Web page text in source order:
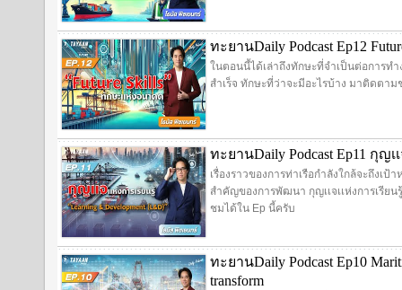
ทะยานDaily Podcast Ep12
ในตอนนี้ได้เล่าถึงทักษะที่จำเป็นต่อการท
สำเร็จ ทักษะที่ว่าจะมีอะไรบ้าง มาติดตา
ทะยานDaily Podcast Ep11 กุญเ
เรื่องราวของการท่าเรือกำลังใกล้จะถึงเป้
สำคัญของการพัฒนา กุญเเจเเห่งการเรีย
ชมได้ใน Ep นี้ครับ
ทะยานDaily Podcast Ep10
transform